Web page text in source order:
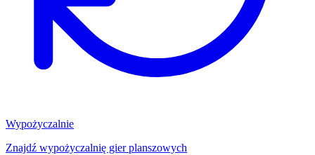
Wypożyczalnie
Znajdź wypożyczalnię gier planszowych